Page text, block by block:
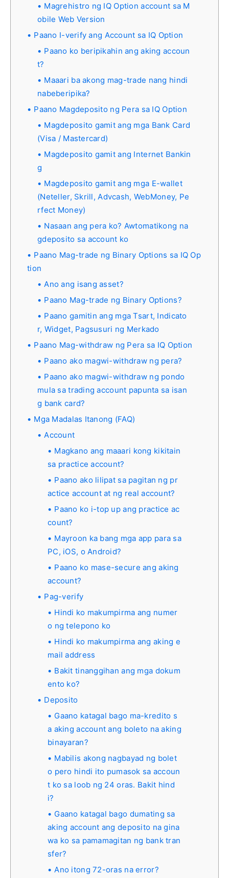
Magrehistro ng IQ Option account sa M
obile Web Version
Paano I-verify ang Account sa IQ Option
Paano ko beripikahin ang aking accoun
t?
Maaari ba akong mag-trade nang hindi
nabeberipika?
Paano Magdeposito ng Pera sa IQ Option
Magdeposito gamit ang mga Bank Card
(Visa / Mastercard)
Magdeposito gamit ang Internet Bankin
g
Magdeposito gamit ang mga E-wallet
(Neteller, Skrill, Advcash, WebMoney, Pe
rfect Money)
Nasaan ang pera ko? Awtomatikong na
gdeposito sa account ko
Paano Mag-trade ng Binary Options sa IQ Op
tion
Ano ang isang asset?
Paano Mag-trade ng Binary Options?
Paano gamitin ang mga Tsart, Indicato
r, Widget, Pagsusuri ng Merkado
Paano Mag-withdraw ng Pera sa IQ Option
Paano ako magwi-withdraw ng pera?
Paano ako magwi-withdraw ng pondo
mula sa trading account papunta sa isan
g bank card?
Mga Madalas Itanong (FAQ)
Account
Magkano ang maaari kong kikitain
sa practice account?
Paano ako lilipat sa pagitan ng pr
actice account at ng real account?
Paano ko i-top up ang practice ac
count?
Mayroon ka bang mga app para sa
PC, iOS, o Android?
Paano ko mase-secure ang aking
account?
Pag-verify
Hindi ko makumpirma ang numer
o ng telepono ko
Hindi ko makumpirma ang aking e
mail address
Bakit tinanggihan ang mga dokum
ento ko?
Deposito
Gaano katagal bago ma-kredito s
a aking account ang boleto na aking
binayaran?
Mabilis akong nagbayad ng bolet
o pero hindi ito pumasok sa accoun
t ko sa loob ng 24 oras. Bakit hind
i?
Gaano katagal bago dumating sa
aking account ang deposito na gina
wa ko sa pamamagitan ng bank tran
sfer?
Ano itong 72-oras na error?